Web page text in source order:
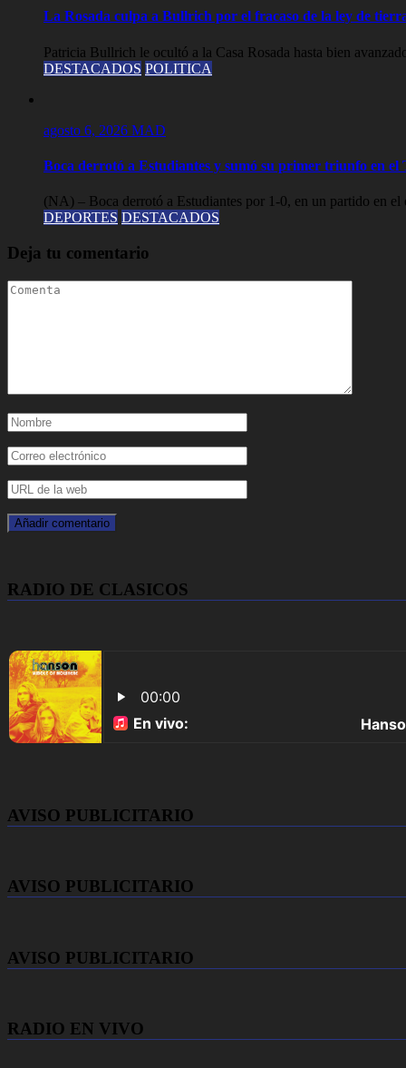
La Rosada culpa a Bullrich por el fracaso de la ley de
Patricia Bullrich le ocultó a la Casa Rosada hasta bien
DESTACADOS POLITICA
agosto 6, 2026 MAD
Boca derrotó a Estudiantes y sumó su primer triunfo en el
(NA) – Boca derrotó a Estudiantes por 1-0, en un partido en
DEPORTES DESTACADOS
Deja tu comentario
RADIO DE CLASICOS
AVISO PUBLICITARIO
AVISO PUBLICITARIO
AVISO PUBLICITARIO
RADIO EN VIVO